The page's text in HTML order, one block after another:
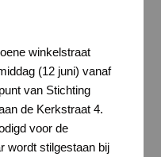
winkelstraat
(12 juni) vanaf
van Stichting
de Kerkstraat 4.
voor de
wordt stilgestaan bij